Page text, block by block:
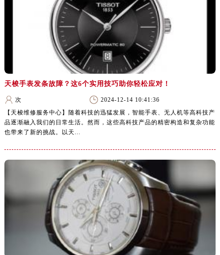
天梭手表发条故障？这6个实用技巧助你轻松应对！
次
2024-12-14 10:41:36
【天梭维修服务中心】随着科技的迅猛发展，智能手表、无人机等高科技产
品逐渐融入我们的日常生活。然而，这些高科技产品的精密构造和复杂功能
也带来了新的挑战。以天...